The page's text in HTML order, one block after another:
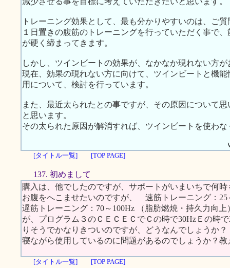
トレーニング効果として、最も分かりやすいのは、ご
１日置きの腹筋のトレーニングを行っていただく事で
が硬く締まってきます。
しかし、ツインビートの効果が、なかなか現れない方
現在、効果の現れない方に向けて、ツインビートと機
用について、検討を行っています。
また、最近太られたとの事ですが、その原因について
と思います。
その太られた原因が解消すれば、ツインビートを使わ
[タイトル一覧]
[TOP PAGE]
137. 初めまして
購入は、他でしたのですが、サポートがいまいちで何
お腹をへこませたいのですが、 速筋トレーニング：
遅筋トレーニング：70～100Hz （脂肪燃焼・持久力向
が、プログラム３のＣＥＣＥＣでＣの時で30HzＥの時
りそうでかなりきついのですが、どうなんでしょうか？
寝ながら使用しているのに問題があるのでしょうか？教
[タイトル一覧] [TOP PAGE]